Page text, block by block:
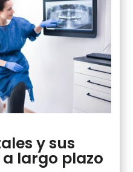
y sus
largo plazo